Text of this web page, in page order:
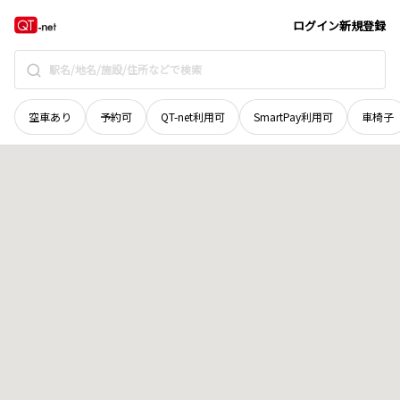
ログイン新規登録
空車あり 予約可 QT-net利用可 SmartPay利用可 車椅子
岡山県